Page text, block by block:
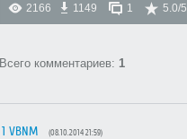
2166 1149 1 5.0/5
Всего комментариев: 1
1 VBNM (08.10.2014 21:59)